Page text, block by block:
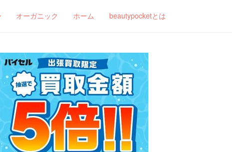
オーガニック ホーム beautypocketとは